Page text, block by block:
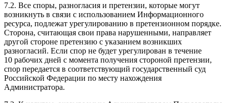
7.2. Все споры, разногласия и претензии, которые могут
возникнуть в связи с использованием Информационного
ресурса, подлежат урегулированию в претензионном порядке.
Сторона, считающая свои права нарушенными, направляет
другой стороне претензию с указанием возникших
разногласий. Если спор не будет урегулирован в течение
10 рабочих дней с момента получения стороной претензии,
спор передается в соответствующий государственный суд
Российской Федерации по месту нахождения
Администратора.